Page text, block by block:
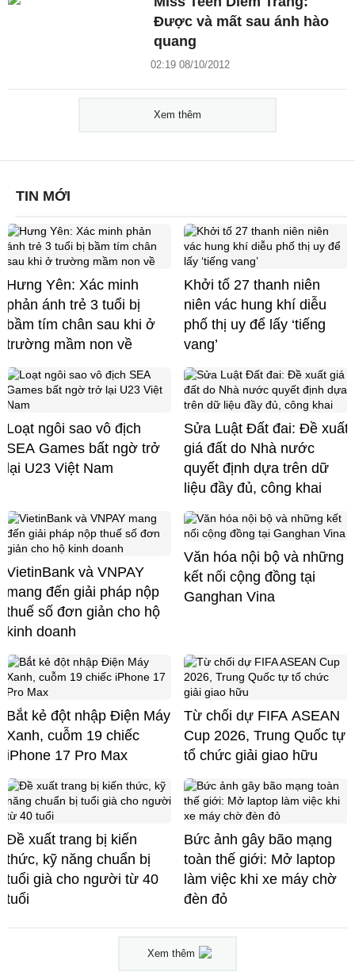
Được và mất sau ánh hào
quang
02:19 08/10/2012
Xem thêm
TIN MỚI
Hưng Yên: Xác minh
phản ánh trẻ 3 tuổi bị
bầm tím chân sau khi ở
trường mầm non về
Khởi tố 27 thanh niên
niên vác hung khí diễu
phố thị uy để lấy ‘tiếng
vang’
Loạt ngôi sao vô địch
SEA Games bất ngờ trở
lại U23 Việt Nam
Sửa Luật Đất đai: Đề xuất
giá đất do Nhà nước
quyết định dựa trên dữ
liệu đầy đủ, công khai
VietinBank và VNPAY
mang đến giải pháp nộp
thuế số đơn giản cho hộ
kinh doanh
Văn hóa nội bộ và những
kết nối cộng đồng tại
Ganghan Vina
Bắt kẻ đột nhập Điện Máy
Xanh, cuỗm 19 chiếc
iPhone 17 Pro Max
Từ chối dự FIFA ASEAN
Cup 2026, Trung Quốc tự
tổ chức giải giao hữu
Đề xuất trang bị kiến
thức, kỹ năng chuẩn bị
tuổi già cho người từ 40
tuổi
Bức ảnh gây bão mạng
toàn thế giới: Mở laptop
làm việc khi xe máy chờ
đèn đỏ
Xem thêm